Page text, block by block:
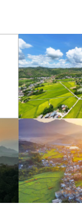
重庆梁平
在望